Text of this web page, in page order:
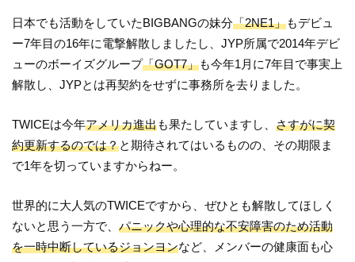
日本でも活動をしていたBIGBANGの妹分「2NE1」もデビュ
ー7年目の16年に電撃解散しましたし、JYP所属で2014年デビ
ューのボーイズグループ「GOT7」も今年1月に7年目で事実上
解散し、JYPとは再契約をせずに事務所を去りました。
TWICEは今年アメリカ進出も果たしていますし、さすがに契
約更新するのでは？と期待されてはいるものの、その期限ま
で1年を切っていますからねー。
世界的に大人気のTWICEですから、ぜひとも解散してほしく
ないと思う一方で、パニックや心理的な不安障害のため活動
を一時中断しているジョンヨンなど、メンバーの健康面も心